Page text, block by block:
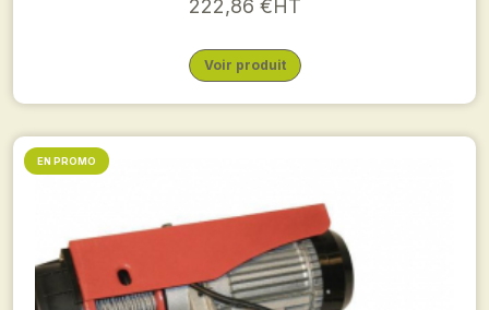
222,86 €HT
Voir produit
EN PROMO